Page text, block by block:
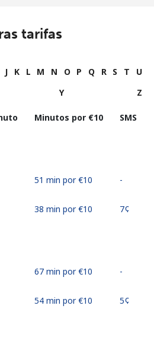
tarifas
J K L M N O P Q R S T
U
Y Z
Minutos por ⁦€10⁩ SMS
51 min por ⁦€10⁩ -
38 min por ⁦€10⁩ ⁦7¢⁩
67 min por ⁦€10⁩ -
54 min por ⁦€10⁩ ⁦5¢⁩